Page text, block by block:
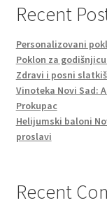
Recent
Personalizovani
Poklon za
Zdravi i posni
Vinoteka Novi Sad:
Prokupac
Helijumski baloni
proslavi
Recent